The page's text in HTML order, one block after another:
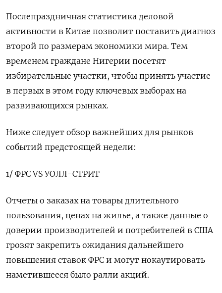
Послепраздничная статистика деловой
активности в Китае позволит поставить диагноз
второй по размерам экономики мира. Тем
временем граждане Нигерии посетят
избирательные участки, чтобы принять участие
в первых в этом году ключевых выборах на
развивающихся рынках.
Ниже следует обзор важнейших для рынков
событий предстоящей недели:
1/ ФРС VS УОЛЛ-СТРИТ
Отчеты о заказах на товары длительного
пользования, ценах на жилье, а также данные о
доверии производителей и потребителей в США
грозят закрепить ожидания дальнейшего
повышения ставок ФРС и могут нокаутировать
наметившееся было ралли акций.